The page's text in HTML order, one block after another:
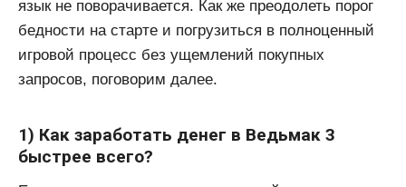
язык не поворачивается. Как же преодолеть порог
бедности на старте и погрузиться в полноценный
игровой процесс без ущемлений покупных
запросов, поговорим далее.
1) Как заработать денег в Ведьмак 3
быстрее всего?